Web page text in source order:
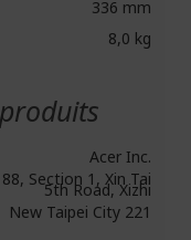
336 mm
8,0 kg
Acer Inc.
Section 1, Xin Tai
5th Road, Xizhi
New Taipei City 221